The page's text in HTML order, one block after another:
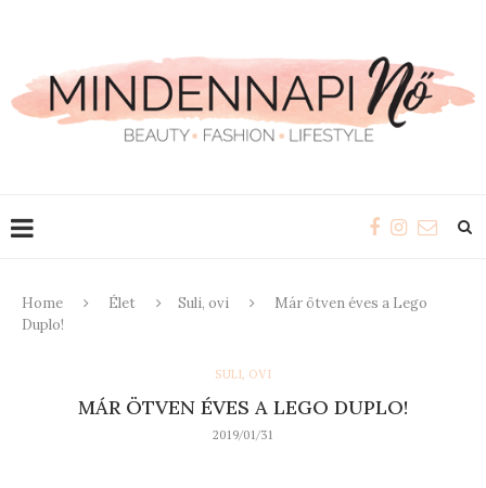
Home Élet Suli, ovi
Már ötven éves a Lego
Duplo!
SULI, OVI
MÁR ÖTVEN ÉVES A LEGO DUPLO!
2019/01/31